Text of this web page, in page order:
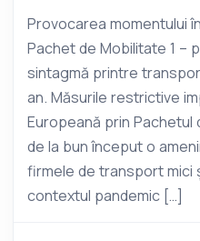
Provocarea momentului
Pachet de Mobilitate 1 –
sintagmă printre
an. Măsurile restrictive
Europeană prin Pachetul
de la bun început o
firmele de transport mici
contextul pandemic […]